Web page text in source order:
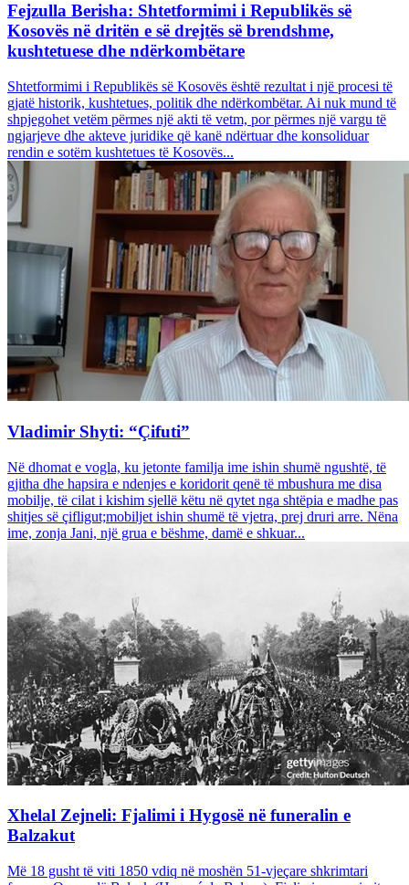
Fejzulla Berisha: Shtetformimi i Republikës së
Kosovës në dritën e së drejtës së brendshme,
kushtetuese dhe ndërkombëtare
Shtetformimi i Republikës së Kosovës është rezultat i një procesi të
gjatë historik, kushtetues, politik dhe ndërkombëtar. Ai nuk mund të
shpjegohet vetëm përmes një akti të vetm, por përmes një vargu të
ngjarjeve dhe akteve juridike që kanë ndërtuar dhe konsoliduar
rendin e sotëm kushtetues të Kosovës...
Vladimir Shyti: “Çifuti”
Në dhomat e vogla, ku jetonte familja ime ishin shumë ngushtë, të
gjitha dhe hapsira e ndenjes e koridorit qenë të mbushura me disa
mobilje, të cilat i kishim sjellë këtu në qytet nga shtëpia e madhe pas
shitjes së çifligut;mobiljet ishin shumë të vjetra, prej druri arre. Nëna
ime, zonja Jani, një grua e bëshme, damë e shkuar...
Xhelal Zejneli: Fjalimi i Hygosë në funeralin e
Balzakut
Më 18 gusht të viti 1850 vdiq në moshën 51-vjeçare shkrimtari